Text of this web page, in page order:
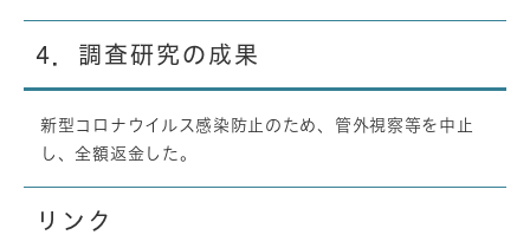
4．調査研究の成果
新型コロナウイルス感染防止のため、管外視察等を中止
し、全額返金した。
リンク